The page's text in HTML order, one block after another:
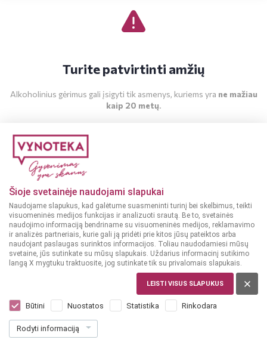
Šioje svetainėje naudojami slapukai
Naudojame slapukus, kad galėtume suasmeninti turinį bei skelbimus, teikti
visuomeninės medijos funkcijas ir analizuoti srautą. Be to, svetainės
naudojimo informaciją bendriname su visuomeninės medijos, reklamavimo
ir analizės partneriais, kurie gali ją pridėti prie kitos jūsų pateiktos arba
naudojant paslaugas surinktos informacijos. Toliau naudodamiesi mūsų
svetaine, jūs sutinkate su mūsų slapukais. Uždarius informacinį sutikimo
langą X mygtuku traktuosite, jog sutinkate tik su privalomais slapukais.
LEISTI VISUS SLAPUKUS
Būtini Nuostatos Statistika Rinkodara
Rodyti informaciją
Turite patvirtinti amžių
Alkoholinius gėrimus gali įsigyti tik asmenys, kuriems yra ne mažiau
kaip 20 metų.
Casa Defra Rosso Riserva 0,75 l
Dar nėra balsų, galite įvertinti
99